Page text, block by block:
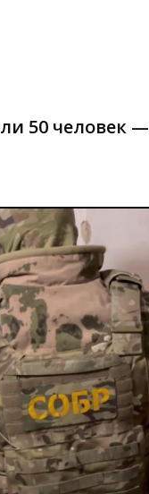
50 человек